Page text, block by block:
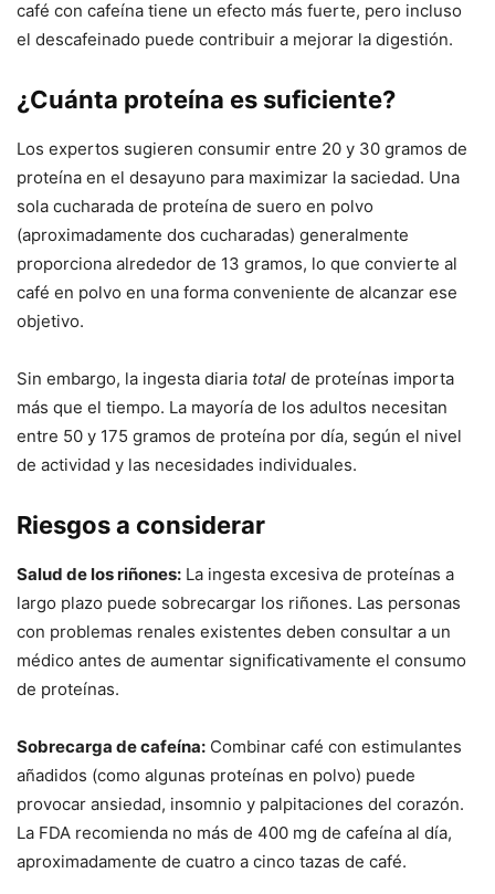
café con cafeína tiene un efecto más fuerte, pero incluso
el descafeinado puede contribuir a mejorar la digestión.
¿Cuánta proteína es suficiente?
Los expertos sugieren consumir entre 20 y 30 gramos de
proteína en el desayuno para maximizar la saciedad. Una
sola cucharada de proteína de suero en polvo
(aproximadamente dos cucharadas) generalmente
proporciona alrededor de 13 gramos, lo que convierte al
café en polvo en una forma conveniente de alcanzar ese
objetivo.
Sin embargo, la ingesta diaria total de proteínas importa
más que el tiempo. La mayoría de los adultos necesitan
entre 50 y 175 gramos de proteína por día, según el nivel
de actividad y las necesidades individuales.
Riesgos a considerar
Salud de los riñones: La ingesta excesiva de proteínas a
largo plazo puede sobrecargar los riñones. Las personas
con problemas renales existentes deben consultar a un
médico antes de aumentar significativamente el consumo
de proteínas.
Sobrecarga de cafeína: Combinar café con estimulantes
añadidos (como algunas proteínas en polvo) puede
provocar ansiedad, insomnio y palpitaciones del corazón.
La FDA recomienda no más de 400 mg de cafeína al día,
aproximadamente de cuatro a cinco tazas de café.